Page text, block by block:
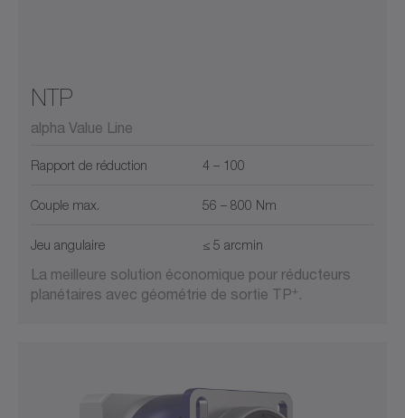
NTP
alpha Value Line
Rapport de réduction 4 – 100
Couple max. 56 – 800 Nm
Jeu angulaire ≤ 5 arcmin
La meilleure solution économique pour réducteurs
planétaires avec géométrie de sortie TP+ .